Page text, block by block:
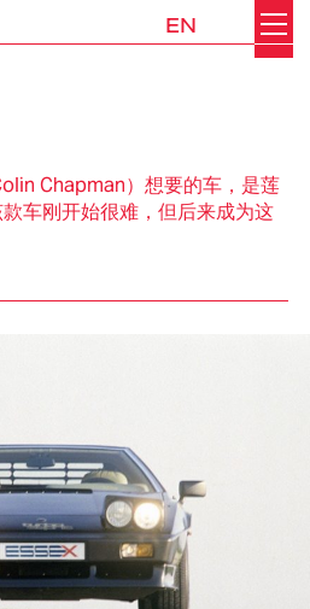
EN Search
Chapman）想要的车，是莲
车刚开始很难，但后来成为这